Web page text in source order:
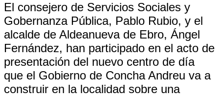
El consejero de Servicios Sociales y
Gobernanza Pública, Pablo Rubio, y el
alcalde de Aldeanueva de Ebro, Ángel
Fernández, han participado en el acto de
presentación del nuevo centro de día
que el Gobierno de Concha Andreu va a
construir en la localidad sobre una